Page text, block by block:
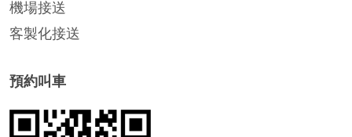
機場接送
客製化接送
預約叫車